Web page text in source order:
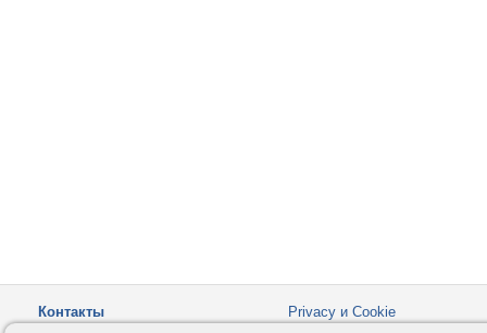
Контакты
Privacy и Cookie